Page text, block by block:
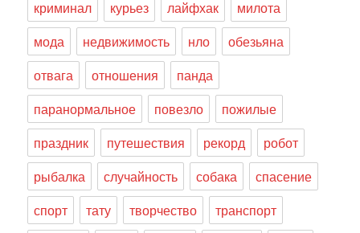
криминал курьез лайфхак
милота
мода
недвижимость нло
обезьяна
отвага
отношения
панда
паранормальное
повезло
пожилые
праздник
путешествия рекорд
робот
рыбалка
случайность собака
спасение
спорт
тату творчество
транспорт